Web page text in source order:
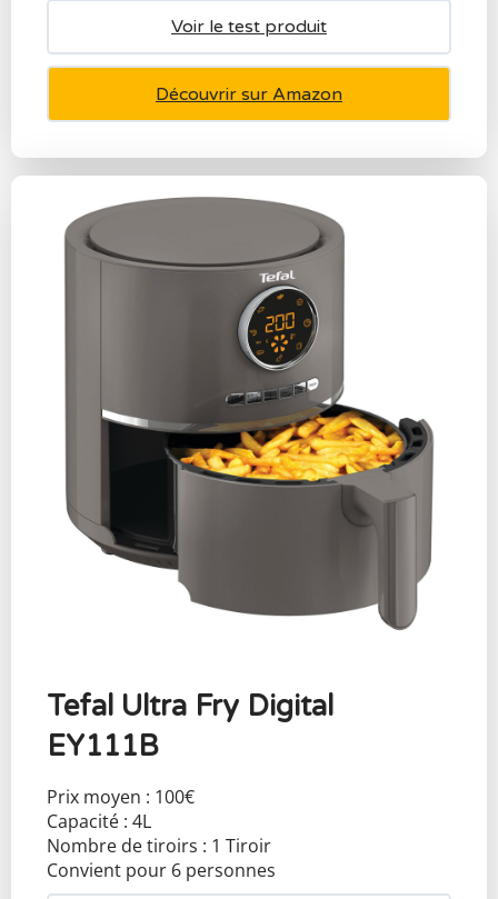
Voir le test produit
Découvrir sur Amazon
Tefal Ultra Fry Digital
EY111B
Prix moyen : 100€
Capacité : 4L
Nombre de tiroirs : 1 Tiroir
Convient pour 6 personnes